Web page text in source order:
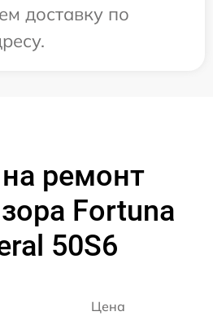
доставку по
ремонт
Fortuna
50S6
Цена